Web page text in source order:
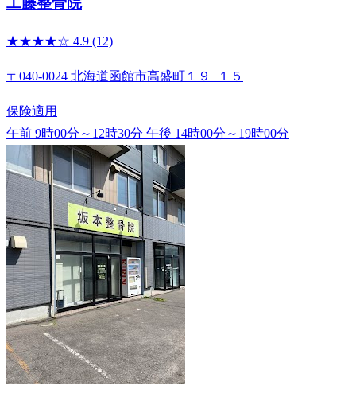
★★★★☆ 4.9 (12)
〒040-0024 北海道函館市高盛町１９−１５
保険適用
午前 9時00分～12時30分 午後 14時00分～19時00分